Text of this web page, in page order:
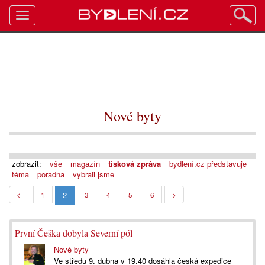
Nové byty
zobrazit: vše magazín tisková zpráva
bydlení.cz představuje
téma
poradna vybrali jsme
< 1 2 3 4 5 6 >
První Češka dobyla Severní pól
Nové byty
Ve středu 9. dubna v 19.40 dosáhla česká expedice
Toggle
navigation